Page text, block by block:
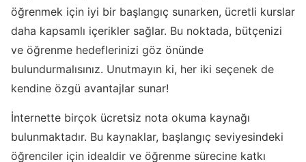
öğrenmek için iyi bir başlangıç sunarken, ücretli kurslar
daha kapsamlı içerikler sağlar. Bu noktada, bütçenizi
ve öğrenme hedeflerinizi göz önünde
bulundurmalısınız. Unutmayın ki, her iki seçenek de
kendine özgü avantajlar sunar!
İnternette birçok ücretsiz nota okuma kaynağı
bulunmaktadır. Bu kaynaklar, başlangıç seviyesindeki
öğrenciler için idealdir ve öğrenme sürecine katkı